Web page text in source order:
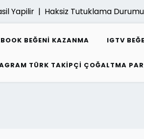
Yapilir |Haksiz Tutuklama
BEĞENI KAZANMA IGTV
TÜRK TAKIPÇI ÇOĞALTMA